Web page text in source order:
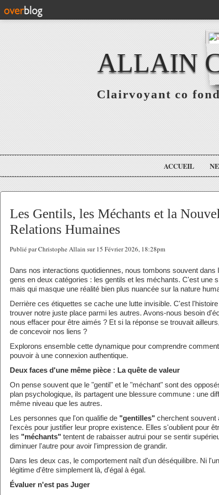
ALLAIN
Clairvoyant co
ACCUEIL
Les Gentils, les Méchants et la
Relations Humaines
Publié par Christophe Allain sur 15 Février 2026, 18:28pm
Dans nos interactions quotidiennes, nous tombons souvent dans
gens en deux catégories : les gentils et les méchants. C'est une
mais qui masque une réalité bien plus nuancée sur la nature
Derrière ces étiquettes se cache une lutte invisible. C'est
trouver notre juste place parmi les autres. Avons-nous besoin
nous effacer pour être aimés ? Et si la réponse se trouvait
de concevoir nos liens ?
Explorons ensemble cette dynamique pour comprendre
pouvoir à une connexion authentique.
Deux faces d'une même pièce : La quête de valeur
On pense souvent que le "gentil" et le "méchant" sont des
plan psychologique, ils partagent une blessure commune : une
même niveau que les autres.
Les personnes que l'on qualifie de "gentilles" cherchent souvent
l'excès pour justifier leur propre existence. Elles s'oublient pour
les "méchants" tentent de rabaisser autrui pour se sentir
diminuer l'autre pour avoir l'impression de grandir.
Dans les deux cas, le comportement naît d'un déséquilibre. Ni
légitime d'être simplement là, d'égal à égal.
Évaluer n'est pas Juger